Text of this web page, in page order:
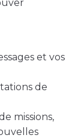
et vos
de
missions,